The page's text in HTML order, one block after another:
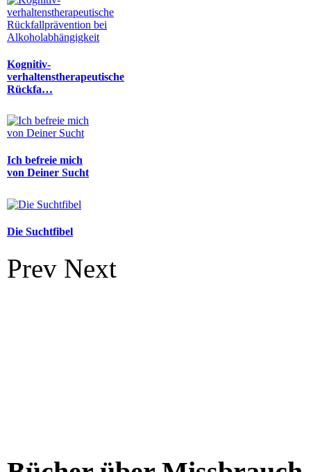
Kognitiv-
verhaltenstherapeutische
Rückfa…
Ich befreie mich
von Deiner Sucht
Die Suchtfibel
Prev Next